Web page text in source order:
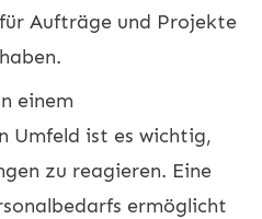
Aufträge und Projekte
einem
Umfeld ist es wichtig,
zu reagieren. Eine
ermöglicht